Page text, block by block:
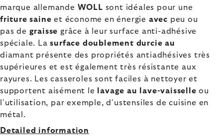
marque allemande WOLL sont idéales pour une
friture saine et économe en énergie avec peu ou
pas de graisse grâce à leur surface anti-adhésive
spéciale. Lasurface doublement durcie au
diamant présente des propriétés antiadhésives très
supérieures et est également très résistante aux
rayures. Les casseroles sont faciles à nettoyer et
supportent aisément le
lavage au lave-vaisselleou
l'utilisation, par exemple, d'ustensiles de cuisine en
métal.
Detailed information